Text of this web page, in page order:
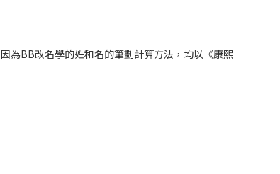
為BB改名學的姓和名的筆劃計算方法，均以《康熙